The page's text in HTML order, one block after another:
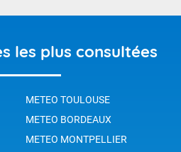
les plus consultées
METEO TOULOUSE
METEO BORDEAUX
METEO MONTPELLIER